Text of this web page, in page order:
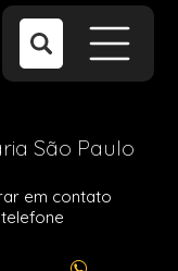
São Paulo
em contato